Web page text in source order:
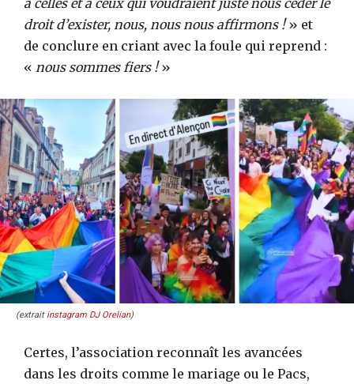
droit d’exister, nous, nous nous affirmons !» et
de conclure en criant avec la foule qui reprend :
« nous sommes fiers !»
(extrait instagram DJ Orelian)
Certes, l’association reconnaît les avancées
dans les droits comme le mariage ou le Pacs,